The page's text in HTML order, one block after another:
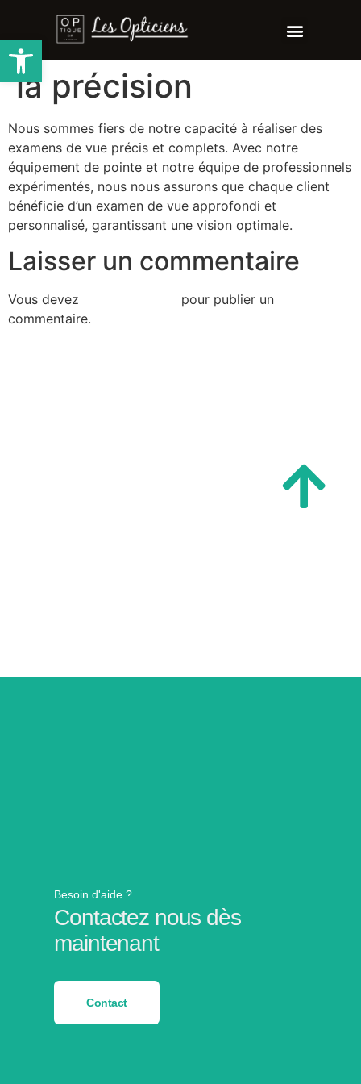
Ouvrir la barre d’outils
la précision
Nous sommes fiers de notre capacité à réaliser des
examens de vue précis et complets. Avec notre
équipement de pointe et notre équipe de professionnels
expérimentés, nous nous assurons que chaque client
bénéficie d’un examen de vue approfondi et
personnalisé, garantissant une vision optimale.
Laisser un commentaire
Vous devez
pour publier un
commentaire.
Besoin d'aide ?
Contactez nous dès
maintenant
Contact